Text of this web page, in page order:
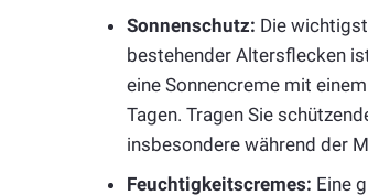
Sonnenschutz: Die
bestehender Altersflecken
eine Sonnencreme mit
Tagen. Tragen Sie
insbesondere während der
Feuchtigkeitscremes: Eine